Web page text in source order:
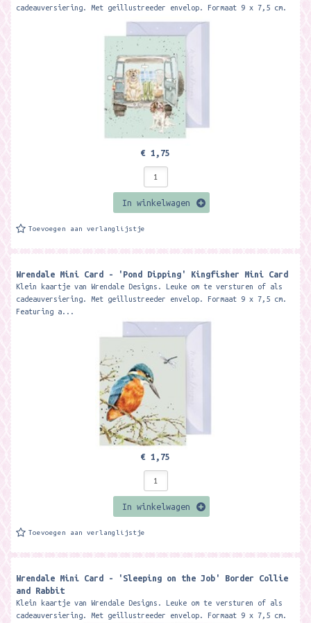
cadeauversiering. Met geillustreeder envelop. Formaat 9 x 7,5 cm.
€ 1,75
In winkelwagen
Toevoegen aan verlanglijstje
Wrendale Mini Card - 'Pond Dipping' Kingfisher Mini Card ​
Klein kaartje van Wrendale Designs. Leuke om te versturen of als
cadeauversiering. Met geillustreeder envelop. Formaat 9 x 7,5 cm.
Featuring a...
€ 1,75
In winkelwagen
Toevoegen aan verlanglijstje
Wrendale Mini Card - 'Sleeping on the Job' Border Collie
and Rabbit
Klein kaartje van Wrendale Designs. Leuke om te versturen of als
cadeauversiering. Met geillustreeder envelop. Formaat 9 x 7,5 cm.